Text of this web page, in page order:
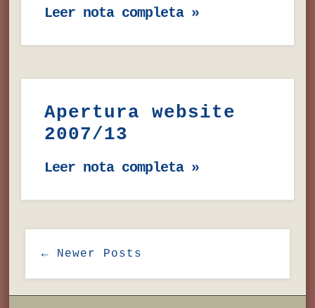
Leer nota completa »
Apertura website
2007/13
Leer nota completa »
← Newer Posts